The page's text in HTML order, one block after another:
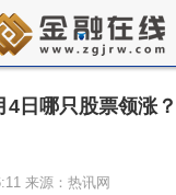
4日哪只股票领涨
来源：热讯网